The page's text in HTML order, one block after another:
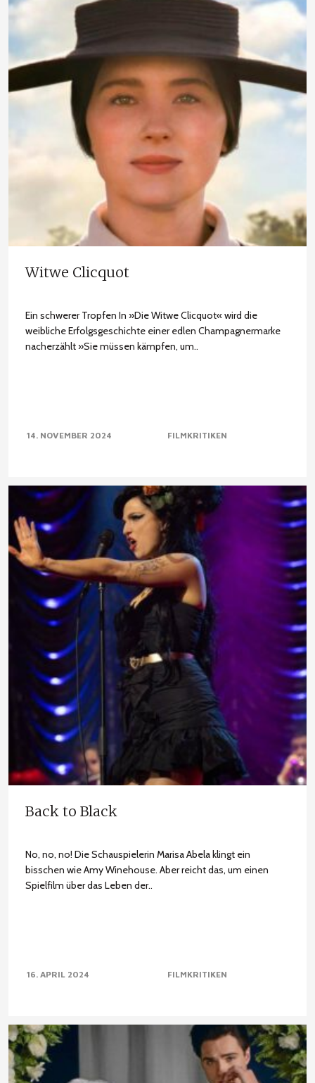
Witwe Clicquot
Ein schwerer Tropfen In »Die Witwe Clicquot« wird die
weibliche Erfolgsgeschichte einer edlen Champagnermarke
nacherzählt »Sie müssen kämpfen, um..
14. NOVEMBER 2024 FILMKRITIKEN
Back to Black
No, no, no! Die Schauspielerin Marisa Abela klingt ein
bisschen wie Amy Winehouse. Aber reicht das, um einen
Spielfilm über das Leben der..
16. APRIL 2024 FILMKRITIKEN